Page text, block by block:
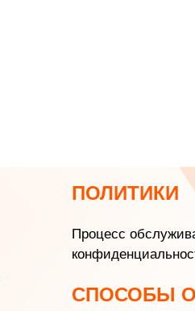
ПОЛИТИКИ
Процесс
СПОСОБЫ